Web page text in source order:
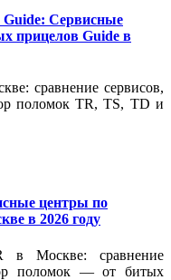
Guide: Сервисные
прицелов Guide в
сравнение сервисов,
поломок TR, TS, TD и
центры по
в 2026 году
в Москве: сравнение
поломок — от битых